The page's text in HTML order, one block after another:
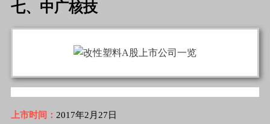
七、中广核技
上市时间： 2017年2月27日